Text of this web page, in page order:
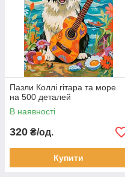
Пазли Коллі гітара та море
на 500 деталей
В наявності
320 ₴/од.
Купити